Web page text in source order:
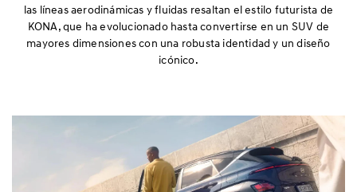
las líneas aerodinámicas y fluidas resaltan el estilo futurista de
KONA, que ha evolucionado hasta convertirse en un SUV de
mayores dimensiones con una robusta identidad y un diseño
icónico.